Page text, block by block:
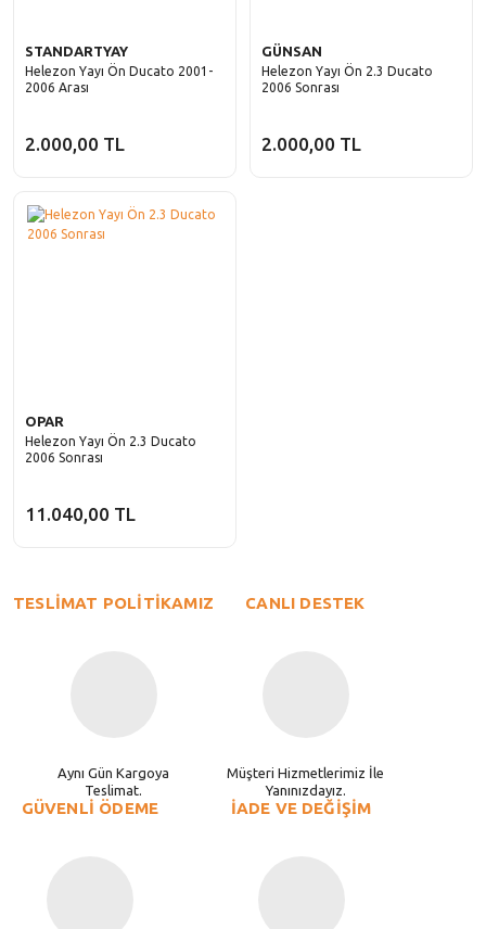
STANDARTYAY
Helezon Yayı Ön Ducato 2001-
2006 Arası
2.000,00 TL
GÜNSAN
Helezon Yayı Ön 2.3 Ducato
2006 Sonrası
2.000,00 TL
OPAR
Helezon Yayı Ön 2.3 Ducato
2006 Sonrası
11.040,00 TL
TESLİMAT POLİTİKAMIZ
Aynı Gün Kargoya
Teslimat.
CANLI DESTEK
Müşteri Hizmetlerimiz İle
Yanınızdayız.
GÜVENLİ ÖDEME İADE VE DEĞİŞİM